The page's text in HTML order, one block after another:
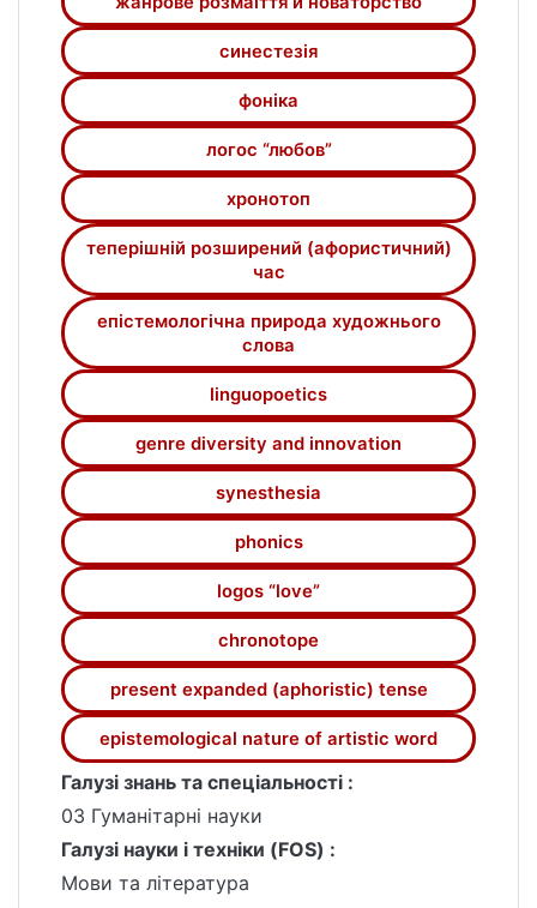
інтерпретації набуває комплексна
категорія часу в поетичному світі А.
Мойсієнка та з чим пов’язаний пріоритет
теперішнього та теперішнього
афористичного. Підводиться
лінгвофілософська база під
епістемологічну природу художнього
слова майстра.
синестезія
фоніка
логос “любов”
хронотоп
теперішній розширений (афористичний)
час
епістемологічна природа художнього
слова
linguopoetics
genre diversity and innovation
synesthesia
phonics
logos “love”
chronotope
present expanded (aphoristic) tense
epistemological nature of artistic word
Галузі знань та спеціальності :
03 Гуманітарні науки
Галузі науки і техніки (FOS) :
Мови та література